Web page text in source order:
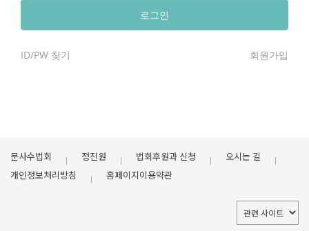
ID/PW 찾기 회원가입
문사수법회 정진원 법회후원과 신청 오시는 길
개인정보처리방침 홈페이지이용약관